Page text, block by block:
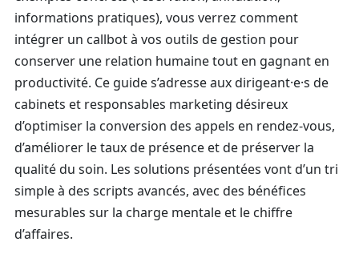
informations pratiques), vous verrez comment
intégrer un callbot à vos outils de gestion pour
conserver une relation humaine tout en gagnant en
productivité. Ce guide s’adresse aux dirigeant·e·s de
cabinets et responsables marketing désireux
d’optimiser la conversion des appels en rendez‑vous,
d’améliorer le taux de présence et de préserver la
qualité du soin. Les solutions présentées vont d’un tri
simple à des scripts avancés, avec des bénéfices
mesurables sur la charge mentale et le chiffre
d’affaires.